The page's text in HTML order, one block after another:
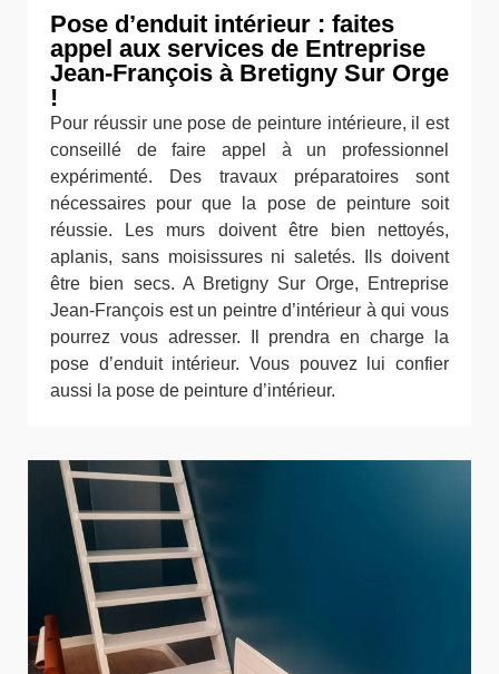
Pose d’enduit intérieur : faites
appel aux services de Entreprise
Jean-François à Bretigny Sur Orge
!
Pour réussir une pose de peinture intérieure, il est
conseillé de faire appel à un professionnel
expérimenté. Des travaux préparatoires sont
nécessaires pour que la pose de peinture soit
réussie. Les murs doivent être bien nettoyés,
aplanis, sans moisissures ni saletés. Ils doivent
être bien secs. A Bretigny Sur Orge, Entreprise
Jean-François est un peintre d’intérieur à qui vous
pourrez vous adresser. Il prendra en charge la
pose d’enduit intérieur. Vous pouvez lui confier
aussi la pose de peinture d’intérieur.